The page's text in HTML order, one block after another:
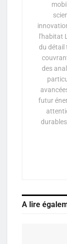
l'habitat
du détail
des
futur
A lire